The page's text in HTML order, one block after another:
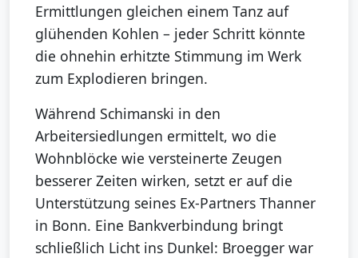
Ermittlungen gleichen einem Tanz auf
glühenden Kohlen – jeder Schritt könnte
die ohnehin erhitzte Stimmung im Werk
zum Explodieren bringen.
Während Schimanski in den
Arbeitersiedlungen ermittelt, wo die
Wohnblöcke wie versteinerte Zeugen
besserer Zeiten wirken, setzt er auf die
Unterstützung seines Ex-Partners Thanner
in Bonn. Eine Bankverbindung bringt
schließlich Licht ins Dunkel: Broegger war